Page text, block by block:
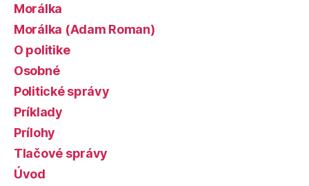
Morálka
Morálka (Adam Roman)
O politike
Osobné
Politické správy
Príklady
Prílohy
Tlačové správy
Úvod